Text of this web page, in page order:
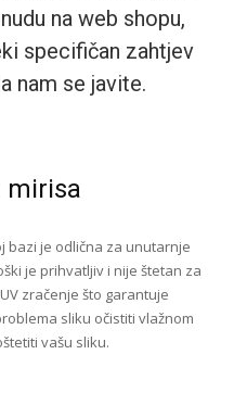
na web shopu,
specifičan zahtjev
nam se javite.
mirisa
bazi je odlična za unutarnje
je prihvatljiv i nije štetan za
zračenje što garantuje
sliku očistiti vlažnom
vašu sliku.